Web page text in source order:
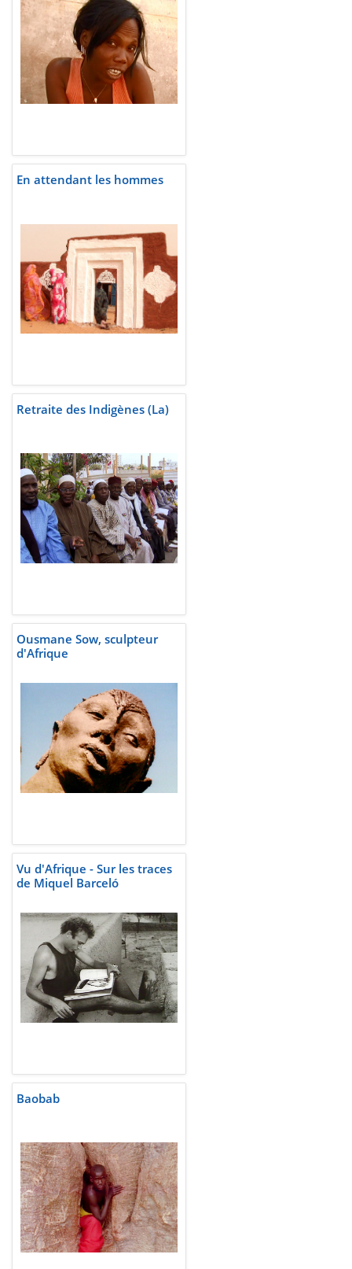
En attendant les hommes
Retraite des Indigènes (La)
Ousmane Sow, sculpteur
d'Afrique
Vu d'Afrique - Sur les traces
de Miquel Barceló
Baobab